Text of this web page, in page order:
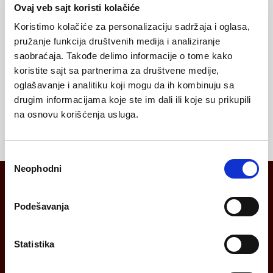
Ovaj veb sajt koristi kolačiće
Koristimo kolačiće za personalizaciju sadržaja i oglasa,
pružanje funkcija društvenih medija i analiziranje
saobraćaja. Takođe delimo informacije o tome kako
koristite sajt sa partnerima za društvene medije,
oglašavanje i analitiku koji mogu da ih kombinuju sa
drugim informacijama koje ste im dali ili koje su prikupili
na osnovu korišćenja usluga.
сагласности
Neophodni
Podešavanja
Statistika
www.loopia.rs)
256-bitna SSL/TLS enkripcija
Izdavanje traje od 5 minuta do 24 časa.
Potvrđuje se validacijom domena
Obratite pažnju da domen(i) za koje želite da
omogućite SSL/TLS moraju biti u Loopia nalogu.
Bezbedan i siguran sajt